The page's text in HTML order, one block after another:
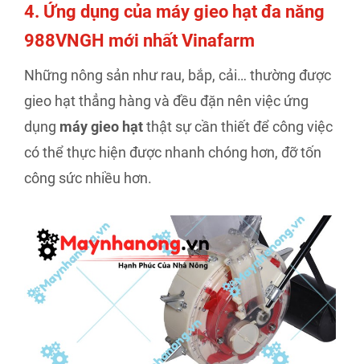
4. Ứng dụng của máy gieo hạt đa năng
988VNGH mới nhất Vinafarm
Những nông sản như rau, bắp, cải… thường được
gieo hạt thẳng hàng và đều đặn nên việc ứng
dụng máy gieo hạtthật sự cần thiết để công việc
có thể thực hiện được nhanh chóng hơn, đỡ tốn
công sức nhiều hơn.